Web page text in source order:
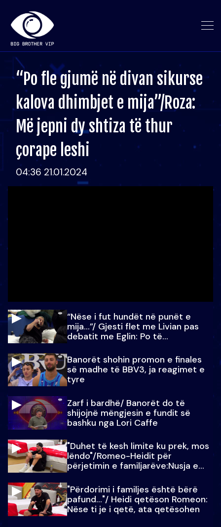
“Po fle gjumë në divan sikurse
kalova dhimbjet e mija”/Roza:
Më jepni dy shtiza të thur
çorape leshi
04:36 21.01.2024
“Nëse i fut hundët në punët e
mija…”/ Gjesti flet me Livian pas
debatit me Eglin: Po të
Banorët shohin promon e finales
së madhe të BBV3, ja reagimet e
tyre
Zarf i bardhë/ Banorët do të
shijojnë mëngjesin e fundit së
bashku nga Lori Caffe
"Duhet të kesh limite ku prek, mos
lëndo"/Romeo-Heidit për
përjetimin e familjarëve:Nusja e
"Përdorimi i familjes është bërë
pafund…"/ Heidi qetëson Romeon:
Nëse ti je i qetë, ata qetësohen